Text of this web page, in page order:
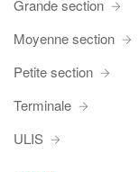
Grande section
Moyenne section
Petite section
Terminale
ULIS